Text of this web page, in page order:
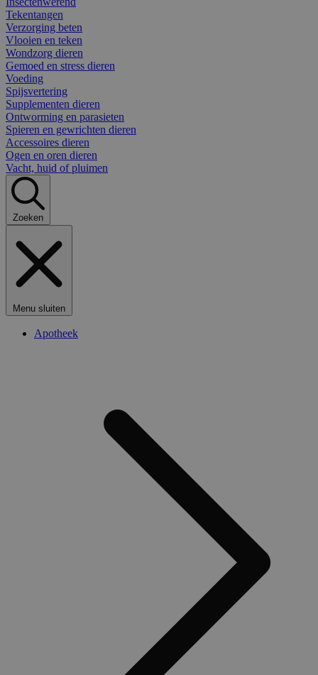
Tekentangen
Verzorging beten
Vlooien en teken
Wondzorg dieren
Gemoed en stress dieren
Voeding
Spijsvertering
Supplementen dieren
Ontworming en parasieten
Spieren en gewrichten dieren
Accessoires dieren
Ogen en oren dieren
Vacht, huid of pluimen
Zoeken
Menu sluiten
Apotheek